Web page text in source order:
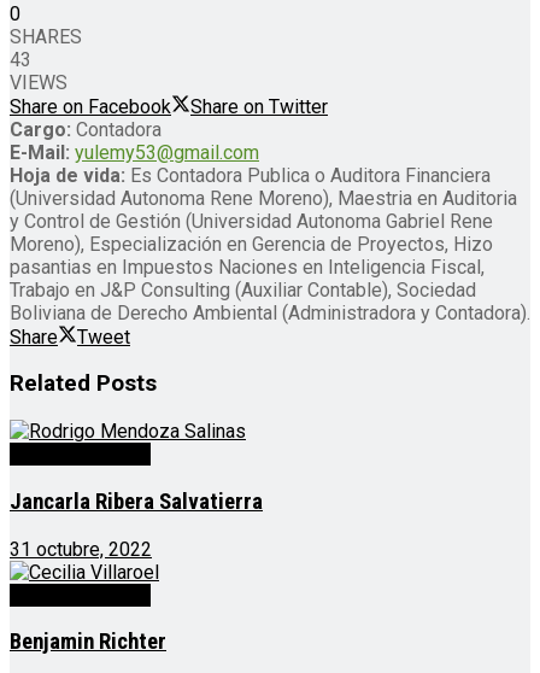
0
SHARES
43
VIEWS
Share on Facebook
Share on Twitter
Cargo: Contadora
E-Mail: yulemy53@gmail.com
Hoja de vida: Es Contadora Publica o Auditora Financiera
(Universidad Autonoma Rene Moreno), Maestria en Auditoria
y Control de Gestión (Universidad Autonoma Gabriel Rene
Moreno), Especialización en Gerencia de Proyectos, Hizo
pasantias en Impuestos Naciones en Inteligencia Fiscal,
Trabajo en J&P Consulting (Auxiliar Contable), Sociedad
Boliviana de Derecho Ambiental (Administradora y Contadora).
Share
Tweet
Related Posts
Jancarla Ribera Salvatierra
31 octubre, 2022
Benjamin Richter